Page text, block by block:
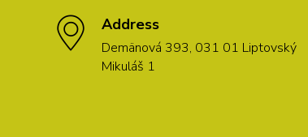
Address
Demänová 393, 031 01 Liptovský
Mikuláš 1